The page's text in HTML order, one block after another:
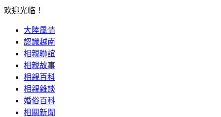
欢迎光临！
大陸風情
認識越南
相親聯誼
相親故事
相親百科
相親雜談
婚俗百科
相關新聞